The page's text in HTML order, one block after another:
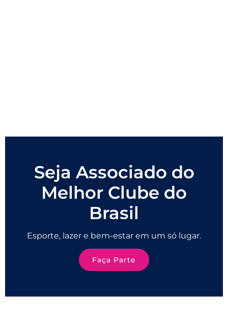
Seja Associado do
Melhor Clube do
Brasil
Esporte, lazer e bem-estar em um só lugar.
Faça Parte